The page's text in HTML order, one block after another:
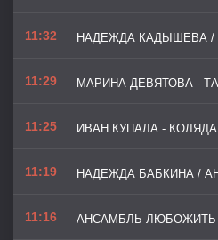
11:32
11:29
11:25 ИВАН КУПАЛА - КОЛЯДА
11:19
11:16